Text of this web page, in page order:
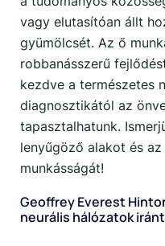
vagy elutasítóan állt
gyümölcsét. Az ő
robbanásszerű
kezdve a természetes
diagnosztikától az
tapasztalhatunk.
lenyűgöző alakot és
munkásságát!
Geoffrey Everest
neurális hálózatok